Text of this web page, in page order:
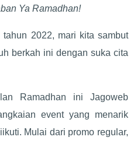
Ya Ramadhan!
2022, mari kita sambut
berkah ini dengan suka cita
Ramadhan ini Jagoweb
event yang menarik
Mulai dari promo regular,